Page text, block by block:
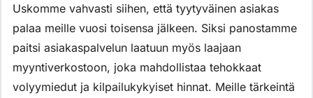
Uskomme vahvasti siihen, että tyytyväinen asiakas
palaa meille vuosi toisensa jälkeen. Siksi panostamme
paitsi asiakaspalvelun laatuun myös laajaan
myyntiverkostoon, joka mahdollistaa tehokkaat
volyymiedut ja kilpailukykyiset hinnat. Meille tärkeintä